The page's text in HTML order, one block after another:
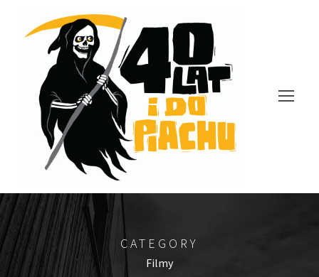
CATEGORY
Filmy